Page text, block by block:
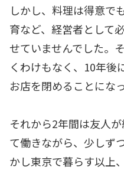
しかし、料理は得意で
育など、経営者として
せていませんでした。
くわけもなく、10年後
お店を閉めることにな
それから2年間は友人
て働きながら、少しず
かし東京で暮らす以上